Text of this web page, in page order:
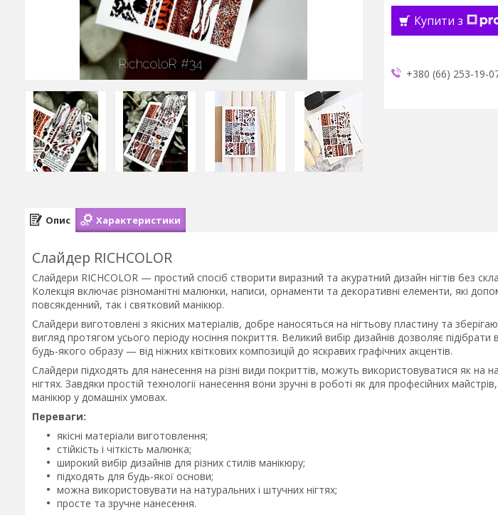
Купити з
+380 (66) 253-19-
Опис Характеристики
Слайдер RICHCOLOR
Слайдери RICHCOLOR — простий спосіб створити виразний та акуратний дизайн нігтів без
Колекція включає різноманітні малюнки, написи, орнаменти та декоративні елементи, які
повсякденний, так і святковий манікюр.
Слайдери виготовлені з якісних матеріалів, добре наносяться на нігтьову пластину та
вигляд протягом усього періоду носіння покриття. Великий вибір дизайнів дозволяє підібрати
будь-якого образу — від ніжних квіткових композицій до яскравих графічних акцентів.
Слайдери підходять для нанесення на різні види покриттів, можуть використовуватися як на
нігтях. Завдяки простій технології нанесення вони зручні в роботі як для професійних
манікюр у домашніх умовах.
Переваги:
якісні матеріали виготовлення;
стійкість і чіткість малюнка;
широкий вибір дизайнів для різних стилів манікюру;
підходять для будь-якої основи;
можна використовувати на натуральних і штучних нігтях;
просте та зручне нанесення.